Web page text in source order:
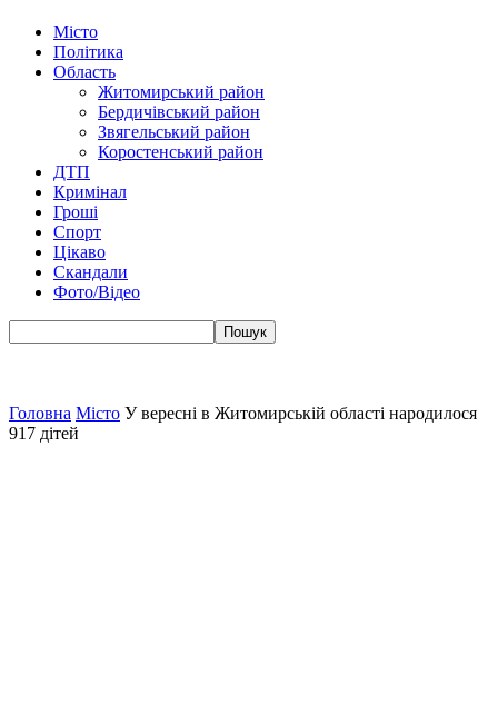
Місто
Політика
Область
Житомирський район
Бердичівський район
Звягельський район
Коростенський район
ДТП
Кримінал
Гроші
Спорт
Цікаво
Скандали
Фото/Відео
Головна Місто У вересні в Житомирській області народилося
917 дітей